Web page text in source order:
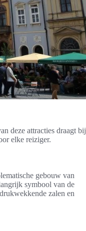
deze attracties draagt bij
elke reiziger.
gebouw van
symbool van de
zalen en